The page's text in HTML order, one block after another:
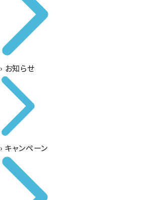
› お知らせ
› キャンペーン